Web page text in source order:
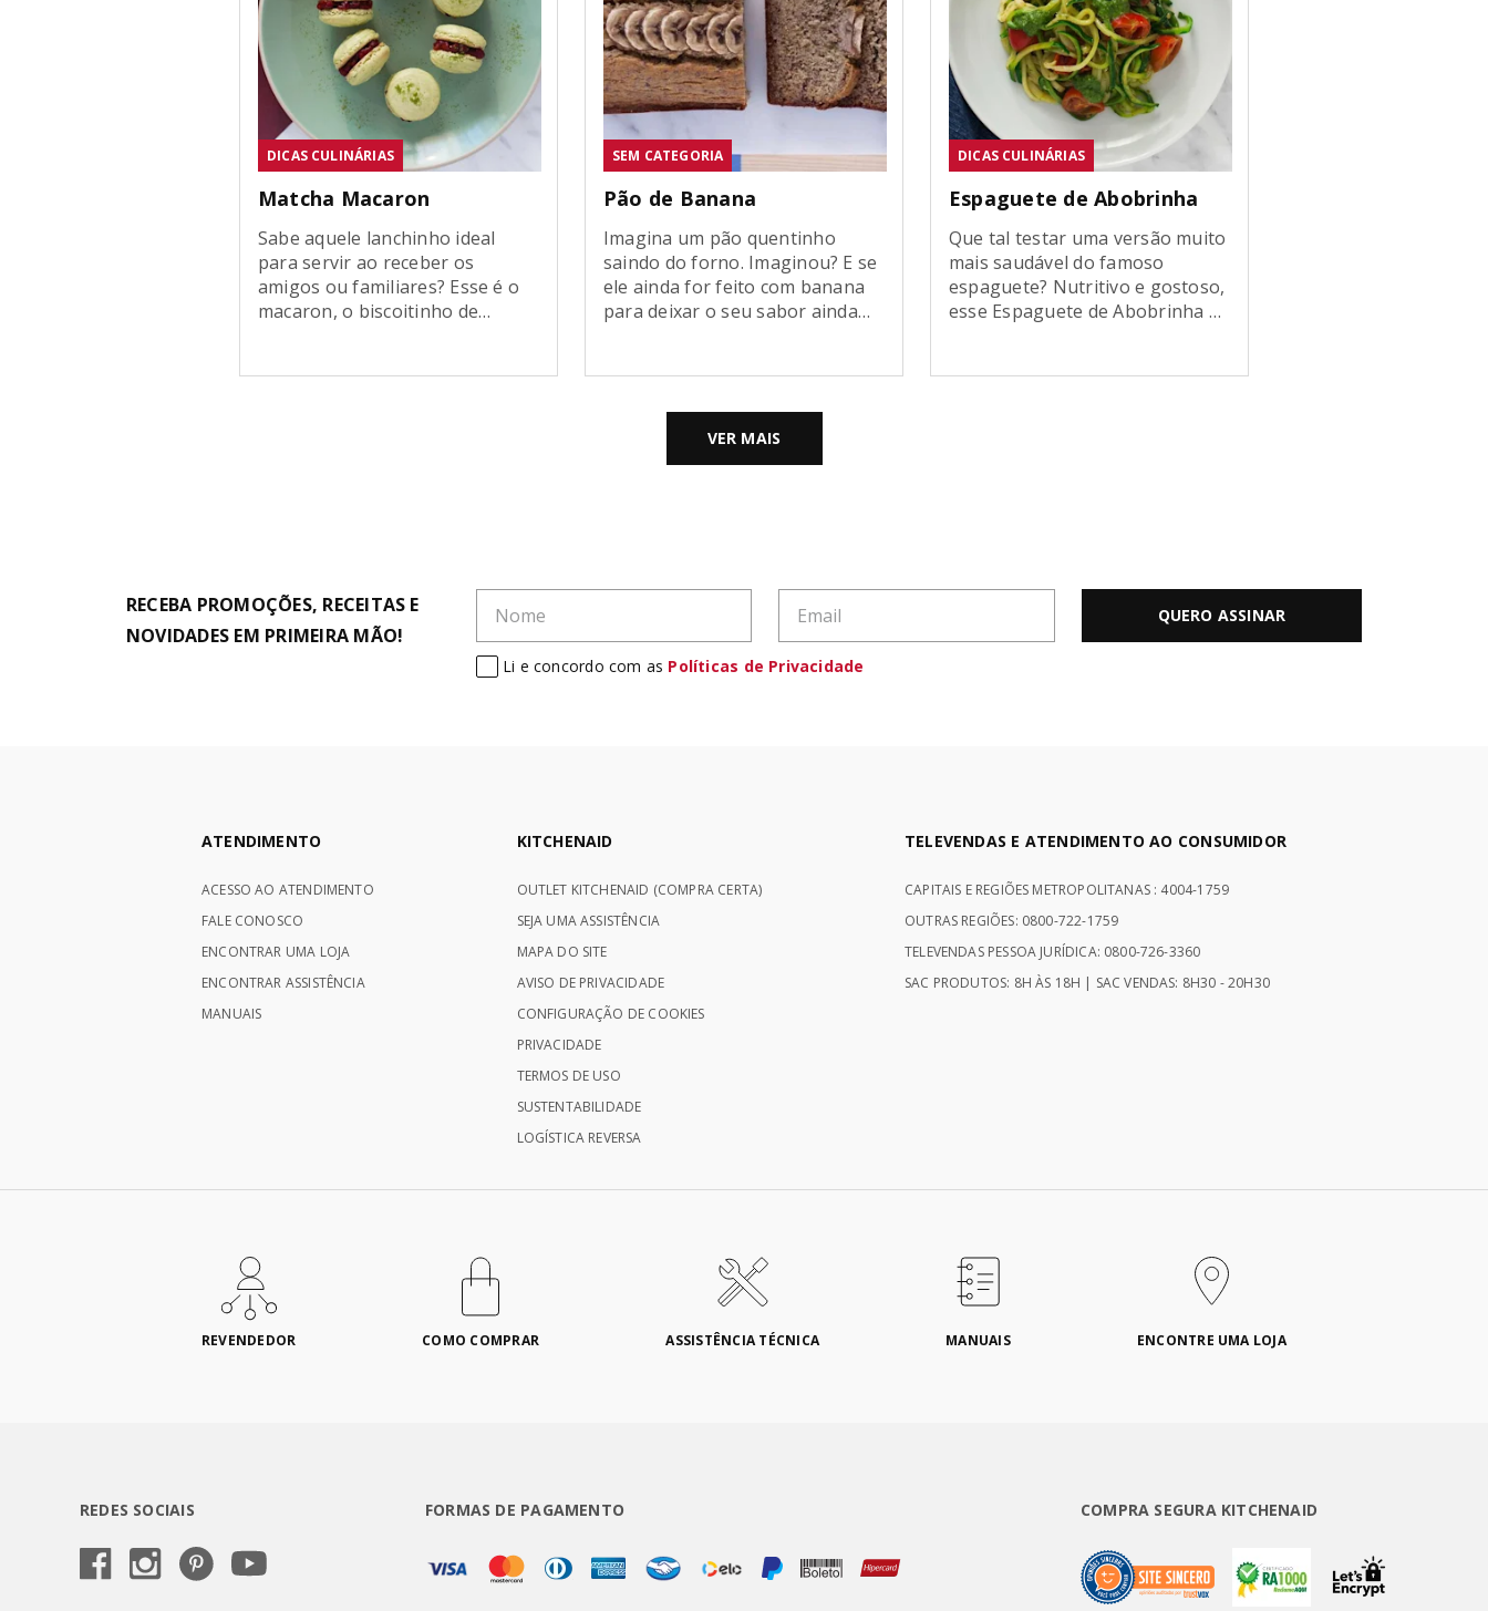
DICAS CULINÁRIAS
Matcha Macaron
Sabe aquele lanchinho ideal
para servir ao receber os
amigos ou familiares? Esse é o
macaron, o biscoitinho de
o queridinho dos brasileiros.
SEM CATEGORIA
Pão de Banana
Imagina um pão quentinho
saindo do forno. Imaginou? E se
ele ainda for feito com banana
para deixar o seu sabor ainda
preparar um maravilhoso pão
de banana. Existem inúmeras
formas de aproveitar o melhor
DICAS CULINÁRIAS
Espaguete de Abobrinha
Que tal testar uma versão muito
mais saudável do famoso
espaguete? Nutritivo e gostoso,
esse Espaguete de Abobrinha é
saborosa sem sair da dieta.
VER MAIS
RECEBA PROMOÇÕES, RECEITAS E
NOVIDADES EM PRIMEIRA MÃO!
QUERO ASSINAR
Li e concordo com as Políticas de Privacidade
ATENDIMENTO
ACESSO AO ATENDIMENTO
FALE CONOSCO
ENCONTRAR UMA LOJA
ENCONTRAR ASSISTÊNCIA
MANUAIS
KITCHENAID
OUTLET KITCHENAID (COMPRA CERTA)
SEJA UMA ASSISTÊNCIA
MAPA DO SITE
AVISO DE PRIVACIDADE
CONFIGURAÇÃO DE COOKIES
PRIVACIDADE
TERMOS DE USO
SUSTENTABILIDADE
LOGÍSTICA REVERSA
TELEVENDAS E ATENDIMENTO AO CONSUMIDOR
CAPITAIS E REGIÕES METROPOLITANAS : 4004-1759
OUTRAS REGIÕES: 0800-722-1759
TELEVENDAS PESSOA JURÍDICA: 0800-726-3360
SAC PRODUTOS: 8H ÀS 18H | SAC VENDAS: 8H30 - 20H30
REVENDEDOR COMO COMPRAR ASSISTÊNCIA TÉCNICA MANUAIS ENCONTRE UMA LOJA
REDES SOCIAIS FORMAS DE PAGAMENTO COMPRA SEGURA KITCHENAID